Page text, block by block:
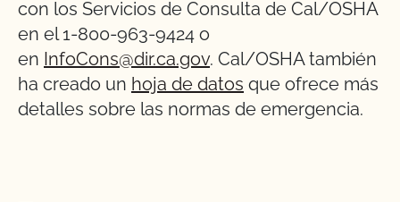
con los Servicios de Consulta de Cal/OSHA
en el 1-800-963-9424 o
en InfoCons@dir.ca.gov. Cal/OSHA también
ha creado un hoja de datos que ofrece más
detalles sobre las normas de emergencia.